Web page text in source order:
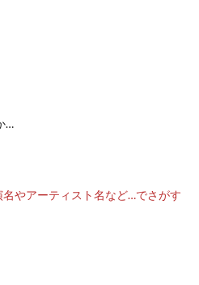
…
やアーティスト名など…でさがす